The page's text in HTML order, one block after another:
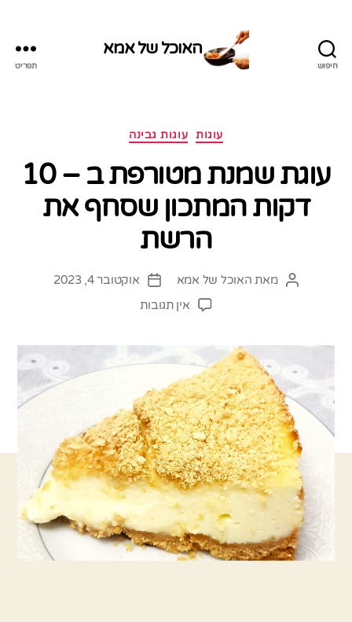
חיפוש
האוכל של אמא
תפריט
קטגוריות עוגות עוגות גבינה
עוגת שמנת מטורפת ב – 10
דקות המתכון שסחף את
הרשת
המחבר
מאת האוכל של אמא
תאריךאוקטובר 4, 2023
אין תגובותעל
מטורפת
10
דקות
המתכון
שסחף
את
הרשת